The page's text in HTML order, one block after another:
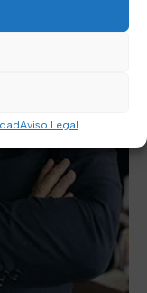
Aviso Legal